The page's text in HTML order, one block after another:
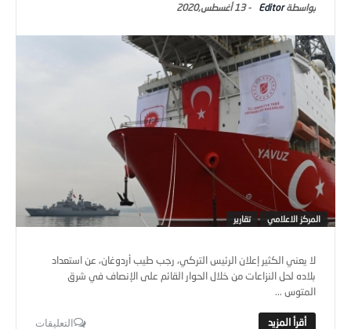
Editor
-13 أغسطس,2020
المركز الاعلامي تقارير
لا يعني الكثير إعلان الرئيس التركي، رجب طيب أردوغان، عن استعداد
بلاده لحل النزاعات من خلال الحوار القائم على الإنصاف في شرق
المتوس ...
التعليقات